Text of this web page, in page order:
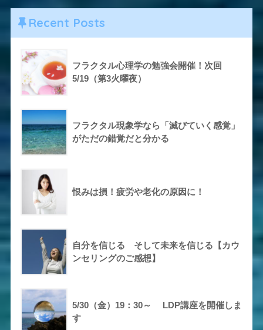
Recent Posts
フラクタル心理学の勉強会開催！次回
5/19（第3火曜夜）
フラクタル現象学なら「滅びていく感覚」
がただの錯覚だと分かる
恨みは損！疲労や老化の原因に！
自分を信じる そして未来を信じる【カウ
ンセリングのご感想】
5/30（金）19：30～ LDP講座を開催しま
す